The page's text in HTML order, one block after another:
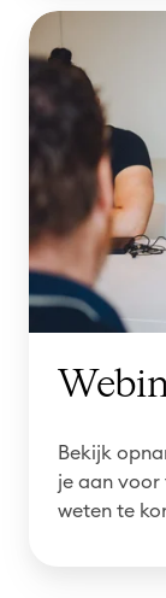
W
e
b
i
n
s
Bekijk
je aan voor
weten te